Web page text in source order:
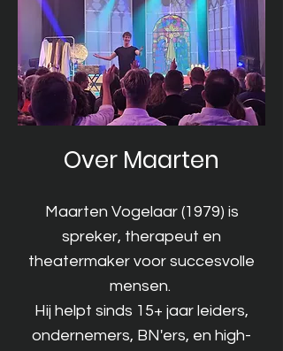
Over Maarten
Maarten Vogelaar (1979) is
spreker, therapeut en
theatermaker voor succesvolle
mensen.
Hij helpt sinds 15+ jaar leiders,
ondernemers, BN'ers, en high-